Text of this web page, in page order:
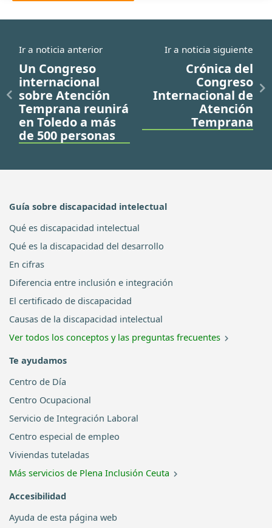
Ir a noticia anterior
Un Congreso
internacional
sobre Atención
Temprana reunirá
en Toledo a más
de 500 personas
Ir a noticia siguiente
Crónica del
Congreso
Internacional de
Atención
Temprana
Guía sobre discapacidad intelectual
Qué es discapacidad intelectual
Qué es la discapacidad del desarrollo
En cifras
Diferencia entre inclusión e integración
El certificado de discapacidad
Causas de la discapacidad intelectual
Ver todos los conceptos y las preguntas frecuentes
Te ayudamos
Centro de Día
Centro Ocupacional
Servicio de Integración Laboral
Centro especial de empleo
Viviendas tuteladas
Más servicios de Plena Inclusión Ceuta
Accesibilidad
Ayuda de esta página web